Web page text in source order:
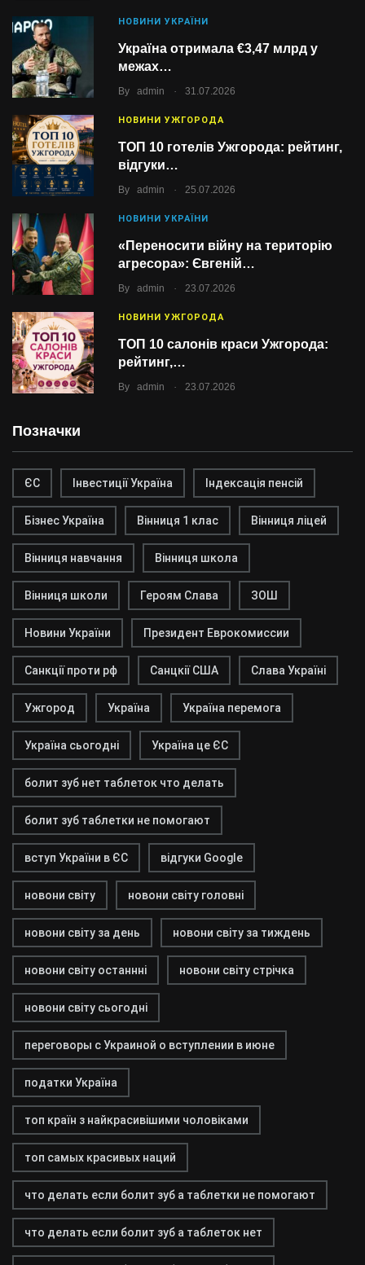
НОВИНИ УКРАЇНИ
Україна отримала €3,47 млрд у
межах…
By admin . 31.07.2026
НОВИНИ УЖГОРОДА
ТОП 10 готелів Ужгорода: рейтинг,
відгуки…
By admin . 25.07.2026
НОВИНИ УКРАЇНИ
«Переносити війну на територію
агресора»: Євгеній…
By admin . 23.07.2026
НОВИНИ УЖГОРОДА
ТОП 10 салонів краси Ужгорода:
рейтинг,…
By admin . 23.07.2026
Позначки
ЄС Інвестиції Україна Індексація пенсій
Бізнес Україна Вінниця 1 клас Вінниця ліцей
Вінниця навчання Вінниця школа
Вінниця школи Героям Слава ЗОШ
Новини України Президент Еврокомиссии
Санкції проти рф Санцкії США Слава Україні
Ужгород Україна Україна перемога
Україна сьогодні Україна це ЄС
болит зуб нет таблеток что делать
болит зуб таблетки не помогают
вступ України в ЄС відгуки Google
новони світу новони світу головні
новони світу за день новони світу за тиждень
новони світу останнні новони світу стрічка
новони світу сьогодні
переговоры с Украиной о вступлении в июне
податки Україна
топ країн з найкрасивішими чоловіками
топ самых красивых наций
что делать если болит зуб а таблетки не помогают
что делать если болит зуб а таблеток нет